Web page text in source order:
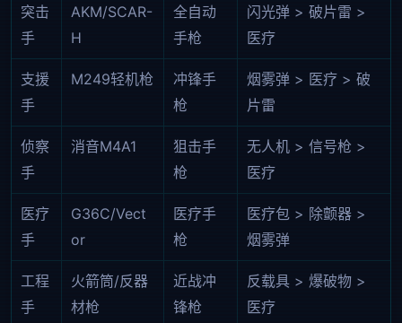
突击
手
AKM/SCAR-
H
全自动
手枪
闪光弹 > 破片雷 >
医疗
支援
手
M249轻机枪
冲锋手
枪
烟雾弹 > 医疗 > 破
片雷
侦察
手
消音M4A1
狙击手
枪
无人机 > 信号枪 >
医疗
医疗
手
G36C/Vect
or
医疗手
枪
医疗包 > 除颤器 >
烟雾弹
工程
手
火箭筒/反器
材枪
近战冲
锋枪
反载具 > 爆破物 >
医疗